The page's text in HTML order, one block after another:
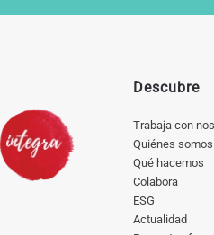
Descubre
Trabaja con
Quiénes somos
Qué hacemos
Colabora
ESG
Actualidad